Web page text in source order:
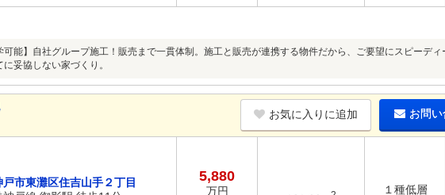
可能】自社グループ施工！販売まで一貫体制。施工と販売が連携する物件だから、ご要望にスピーディ
妥協しない家づくり。
お気に入りに追加 お問
市東灘区住吉山手２丁目
5,880
万円
１種低層